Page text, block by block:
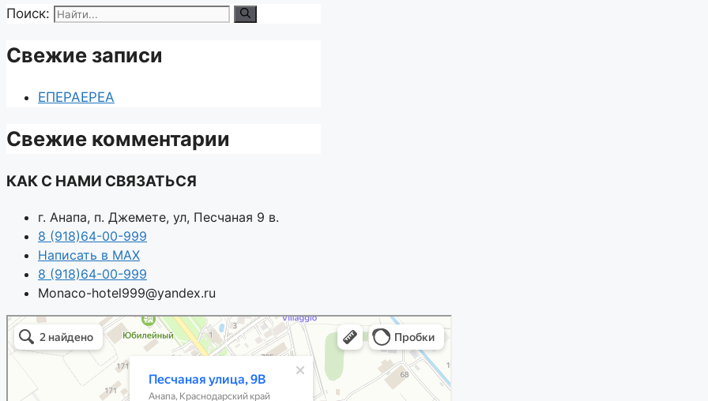
Поиск:
Свежие записи
ЕПЕРАЕРЕА
Свежие комментарии
КАК С НАМИ СВЯЗАТЬСЯ
г. Анапа, п. Джемете, ул, Песчаная 9 в.
8 (918)64-00-999
Написать в MAX
8 (918)64-00-999
Monaco-hotel999@yandex.ru
Анапа
Песчаная улица, 9В — Яндекс.Карты